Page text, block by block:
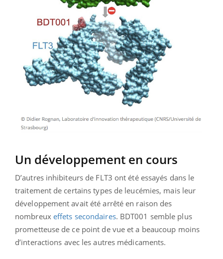
Un développement en cours
D’autres inhibiteurs de FLT3 ont été essayés dans le
traitement de certains types de leucémies, mais leur
développement avait été arrêté en raison des
nombreux effets secondaires. BDT001 semble plus
prometteuse de ce point de vue et a beaucoup moins
d’interactions avec les autres médicaments.